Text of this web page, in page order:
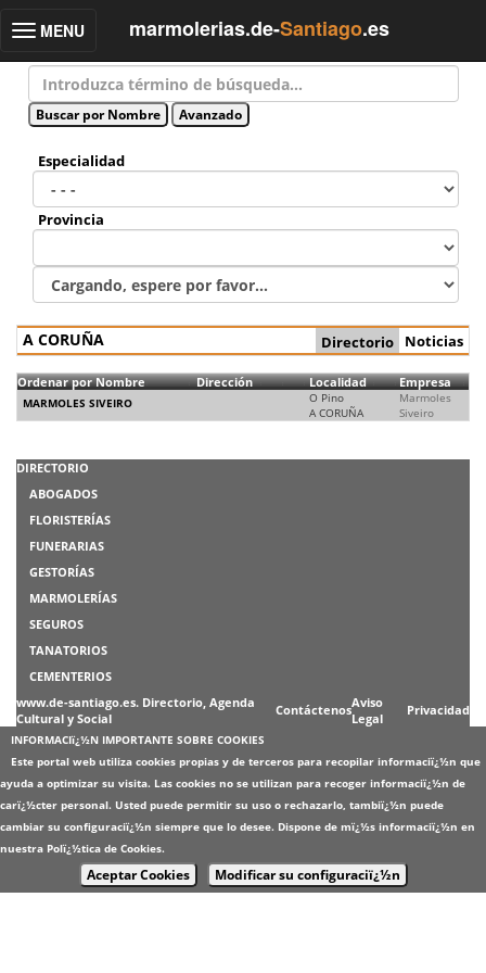
Toggle
MENU marmolerias.de-Santiago.es
Especialidad
Provincia
A CORUÑA Directorio Noticias
Ordenar por Nombre Dirección Localidad Empresa
MARMOLES SIVEIRO
O Pino
A CORUÑA
Marmoles
Siveiro
DIRECTORIO
ABOGADOS
FLORISTERÍAS
FUNERARIAS
GESTORÍAS
MARMOLERÍAS
SEGUROS
TANATORIOS
CEMENTERIOS
www.de-santiago.es. Directorio, Agenda
Cultural y Social
ContáctenosAviso
Legal
Privacidad
INFORMACIï¿½N IMPORTANTE SOBRE COOKIES
Este portal web utiliza cookies propias y de terceros para recopilar informaciï¿½n que
ayuda a optimizar su visita. Las cookies no se utilizan para recoger informaciï¿½n de
carï¿½cter personal. Usted puede permitir su uso o rechazarlo, tambiï¿½n puede
cambiar su configuraciï¿½n siempre que lo desee. Dispone de mï¿½s informaciï¿½n en
nuestra Polï¿½tica de Cookies.